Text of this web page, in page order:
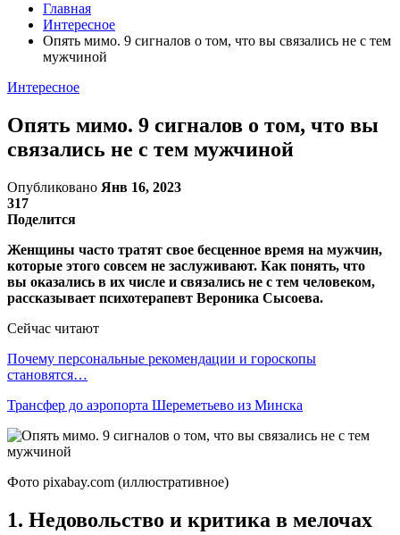
Главная
Интересное
Опять мимо. 9 сигналов о том, что вы связались не с тем
мужчиной
Интересное
Опять мимо. 9 сигналов о том, что вы
связались не с тем мужчиной
Опубликовано Янв 16, 2023
317
Поделится
Женщины часто тратят свое бесценное время на мужчин,
которые этого совсем не заслуживают. Как понять, что
вы оказались в их числе и связались не с тем человеком,
рассказывает психотерапевт Вероника Сысоева.
Сейчас читают
Почему персональные рекомендации и гороскопы
становятся…
Трансфер до аэропорта Шереметьево из Минска
Фото pixabay.com (иллюстративное)
1. Недовольство и критика в мелочах